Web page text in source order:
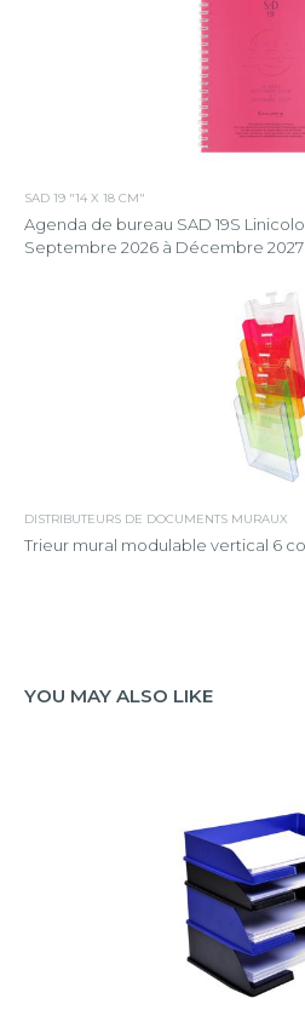
SAD 19 "14 X 18 CM"
Agenda de bureau SAD 19S
Septembre 2026 à Décembre 2027
DISTRIBUTEURS DE DOCUMENTS MURAUX
Trieur mural modulable vertical 6
YOU MAY ALSO LIKE